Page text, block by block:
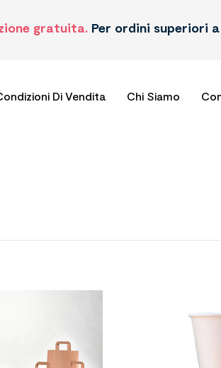
gratuita. Per ordini superiori a
Di Vendita Chi Siamo